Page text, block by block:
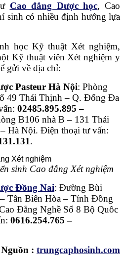
Cao đẳng Dược học, Cao
sinh có nhiều định hướng lựa
học Kỹ thuật Xét nghiệm,
Kỹ thuật viên Xét nghiệm y
gửi về địa chỉ:
Pasteur Hà Nội: Phòng
49 Thái Thịnh – Q. Đống Đa
02485.895.895 –
B106 nhà B – 131 Thái
Hà Nội. Điện thoại tư vấn:
.
sinh Cao đẳng Xét nghiệm
Đồng Nai: Đường Bùi
Tân Biên Hòa – Tỉnh Đồng
Đẳng Nghề Số 8 Bộ Quôc
0616.254.765 –
Nguồn : trungcaphosinh.com